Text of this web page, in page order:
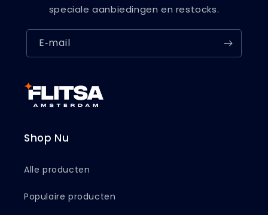
speciale aanbiedingen en restocks.
E‑mail
Shop Nu
Alle producten
Populaire producten